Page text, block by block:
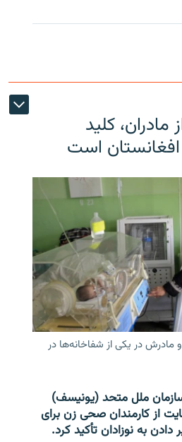
کلید
است
در یکی از شفاخانه‌ها در
ملل متحد (یونیسف)
از کارمندان صحی زن برای
به نوزادان تأکید کرد.